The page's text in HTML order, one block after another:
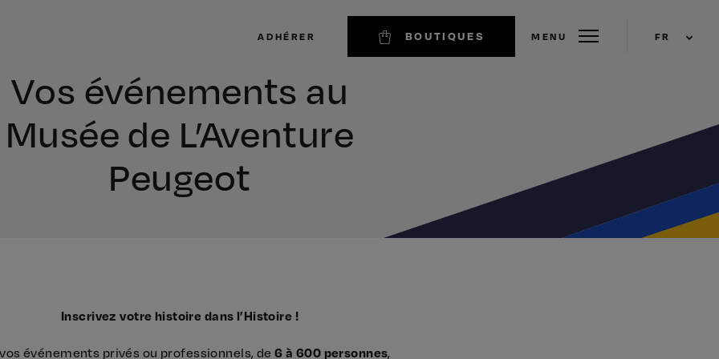
ADHÉRER BOUTIQUES MENU FR
Vos événements au
Musée de L’Aventure
Peugeot
Inscrivez votre histoire dans l’Histoire !
événements privés ou professionnels, de6 à 600 personnes,